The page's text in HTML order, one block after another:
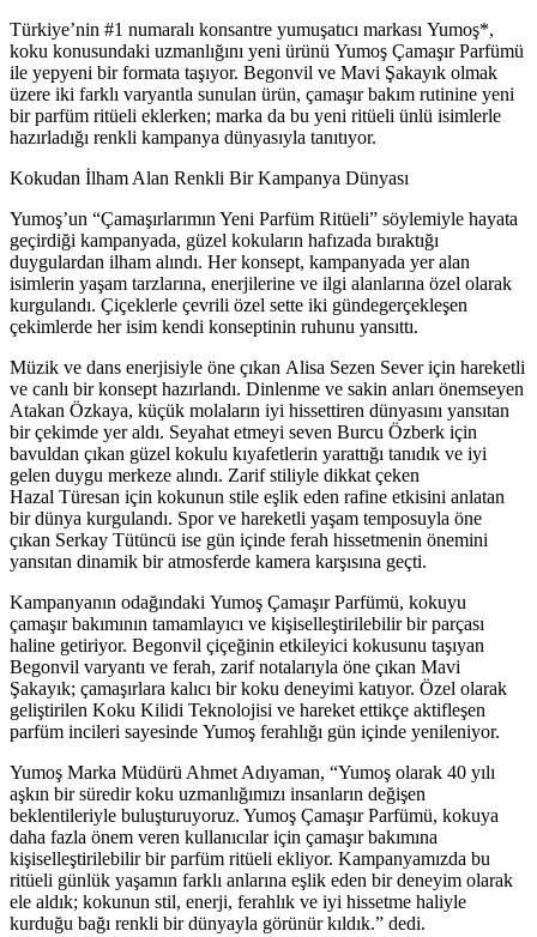
Türkiye’nin #1 numaralı konsantre yumuşatıcı markası Yumoş*,
koku konusundaki uzmanlığını yeni ürünü Yumoş Çamaşır Parfümü
ile yepyeni bir formata taşıyor. Begonvil ve Mavi Şakayık olmak
üzere iki farklı varyantla sunulan ürün, çamaşır bakım rutinine yeni
bir parfüm ritüeli eklerken; marka da bu yeni ritüeli ünlü isimlerle
hazırladığı renkli kampanya dünyasıyla tanıtıyor.
Kokudan İlham Alan Renkli Bir Kampanya Dünyası
Yumoş’un “Çamaşırlarımın Yeni Parfüm Ritüeli” söylemiyle hayata
geçirdiği kampanyada, güzel kokuların hafızada bıraktığı
duygulardan ilham alındı. Her konsept, kampanyada yer alan
isimlerin yaşam tarzlarına, enerjilerine ve ilgi alanlarına özel olarak
kurgulandı. Çiçeklerle çevrili özel sette iki gündegerçekleşen
çekimlerde her isim kendi konseptinin ruhunu yansıttı.
Müzik ve dans enerjisiyle öne çıkan Alisa Sezen Sever için hareketli
ve canlı bir konsept hazırlandı. Dinlenme ve sakin anları önemseyen
Atakan Özkaya, küçük molaların iyi hissettiren dünyasını yansıtan
bir çekimde yer aldı. Seyahat etmeyi seven Burcu Özberk için
bavuldan çıkan güzel kokulu kıyafetlerin yarattığı tanıdık ve iyi
gelen duygu merkeze alındı. Zarif stiliyle dikkat çeken
Hazal Türesan için kokunun stile eşlik eden rafine etkisini anlatan
bir dünya kurgulandı. Spor ve hareketli yaşam temposuyla öne
çıkan Serkay Tütüncü ise gün içinde ferah hissetmenin önemini
yansıtan dinamik bir atmosferde kamera karşısına geçti.
Kampanyanın odağındaki Yumoş Çamaşır Parfümü, kokuyu
çamaşır bakımının tamamlayıcı ve kişiselleştirilebilir bir parçası
haline getiriyor. Begonvil çiçeğinin etkileyici kokusunu taşıyan
Begonvil varyantı ve ferah, zarif notalarıyla öne çıkan Mavi
Şakayık; çamaşırlara kalıcı bir koku deneyimi katıyor. Özel olarak
geliştirilen Koku Kilidi Teknolojisi ve hareket ettikçe aktifleşen
parfüm incileri sayesinde Yumoş ferahlığı gün içinde yenileniyor.
Yumoş Marka Müdürü Ahmet Adıyaman, “Yumoş olarak 40 yılı
aşkın bir süredir koku uzmanlığımızı insanların değişen
beklentileriyle buluşturuyoruz. Yumoş Çamaşır Parfümü, kokuya
daha fazla önem veren kullanıcılar için çamaşır bakımına
kişiselleştirilebilir bir parfüm ritüeli ekliyor. Kampanyamızda bu
ritüeli günlük yaşamın farklı anlarına eşlik eden bir deneyim olarak
ele aldık; kokunun stil, enerji, ferahlık ve iyi hissetme haliyle
kurduğu bağı renkli bir dünyayla görünür kıldık.” dedi.